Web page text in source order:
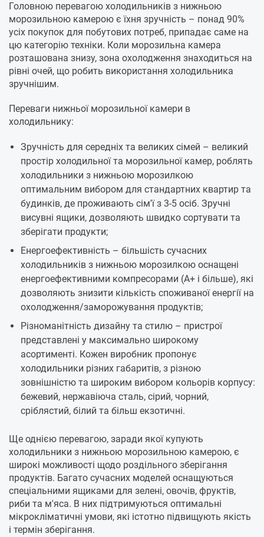
Головною перевагою холодильників з нижньою
морозильною камерою є їхня зручність – понад 90%
усіх покупок для побутових потреб, припадає саме на
цю категорію техніки. Коли морозильна камера
розташована знизу, зона охолодження знаходиться на
рівні очей, що робить використання холодильника
зручнішим.
Переваги нижньої морозильної камери в
холодильнику:
Зручність для середніх та великих сімей – великий
простір холодильної та морозильної камер, роблять
холодильники з нижньою морозилкою
оптимальним вибором для стандартних квартир та
будинків, де проживають сім'ї з 3-5 осіб. Зручні
висувні ящики, дозволяють швидко сортувати та
зберігати продукти;
Енергоефективність – більшість сучасних
холодильників з нижньою морозилкою оснащені
енергоефективними компресорами (А+ і більше), які
дозволяють знизити кількість споживаної енергії на
охолодження/заморожування продуктів;
Різноманітність дизайну та стилю – пристрої
представлені у максимально широкому
асортименті. Кожен виробник пропонує
холодильники різних габаритів, з різною
зовнішністю та широким вибором кольорів корпусу:
бежевий, нержавіюча сталь, сірий, чорний,
сріблястий, білий та більш екзотичні.
Ще однією перевагою, заради якої купують
холодильники з нижньою морозильною камерою, є
широкі можливості щодо роздільного зберігання
продуктів. Багато сучасних моделей оснащуються
спеціальними ящиками для зелені, овочів, фруктів,
риби та м'яса. В них підтримуються оптимальні
мікрокліматичні умови, які істотно підвищують якість
і термін зберігання.